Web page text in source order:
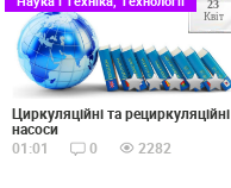
23
Квіт
Циркуляційні та рециркуляційні
насоси
01:01
0 2282